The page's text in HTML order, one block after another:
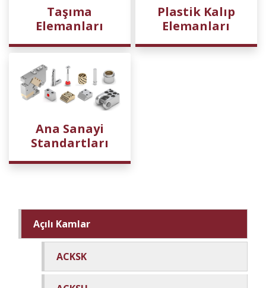
Taşıma
Elemanları
Plastik Kalıp
Elemanları
Ana Sanayi
Standartları
Açılı Kamlar
ACKSK